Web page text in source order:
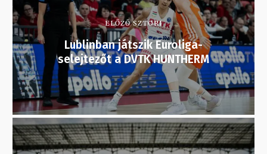
ELŐZŐ SZTORI
Lublinban játszik Euroliga-
selejtezőt a DVTK HUNTHERM